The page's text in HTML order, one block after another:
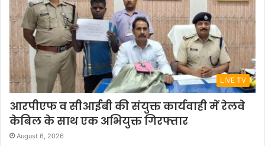
LIVE TV
आरपीएफ व सीआईबी की संयुक्त कार्यवाही में रेलवे
केबिल के साथ एक अभियुक्त गिरफ्तार
August 6, 2026